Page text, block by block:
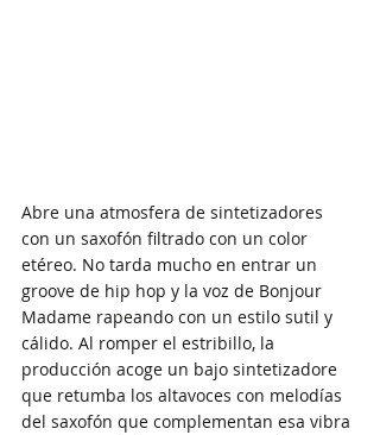
Abre una atmosfera de sintetizadores
con un saxofón filtrado con un color
etéreo. No tarda mucho en entrar un
groove de hip hop y la voz de Bonjour
Madame rapeando con un estilo sutil y
cálido. Al romper el estribillo, la
producción acoge un bajo sintetizadore
que retumba los altavoces con melodías
del saxofón que complementan esa vibra